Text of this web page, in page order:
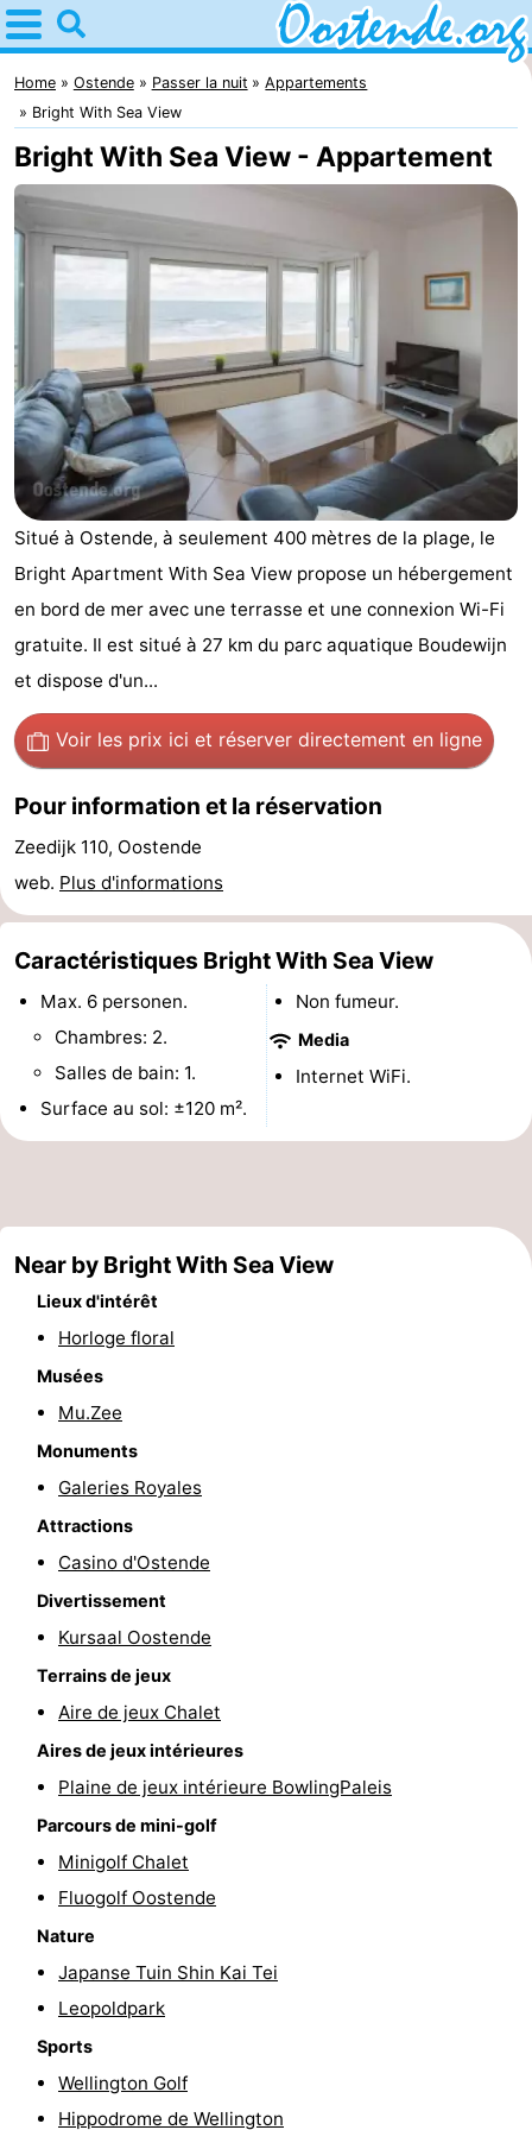
Home
Ostende
Astuces
Avec
les
enfants
Passer
la
nuit
Appartements
Campings
Chambre
d'hôtes
Chaumières
-
Breeduyn
Village
-
Hippodroom
Hôtels
Last
minutes
Plages
Voir
faire
d'intérêt
-
Monuments
Églises
Points
Attractions
Terrains
jeux
-
Aires
jeux
Bowling
Parcours
mini-
Centres
bien-
villes
Nature
Sports
Piscines
Faire
Randonnée
Terrains
golf
Equitation
Boire
manger
Événements
Pratiques
Home Ostende Passer la nuit
Appartements
Bright With Sea View
Bright With Sea View - Appartement
Situé à Ostende, à seulement 400 mètres de la plage, le
Bright Apartment With Sea View propose un hébergement
en bord de mer avec une terrasse et une connexion Wi-Fi
gratuite. Il est situé à 27 km du parc aquatique Boudewijn
et dispose d'un...
Voir les prix ici et réserver directement en ligne
Pour information et la réservation
Zeedijk 110, Oostende
web. Plus d'informations
Caractéristiques Bright With Sea View
Max. 6 personen.
Chambres: 2.
Salles de bain: 1.
Surface au sol: ±120 m².
Non fumeur.
Media
Internet WiFi.
Near by Bright With Sea View
Lieux d'intérêt
Horloge floral
Musées
Mu.Zee
Monuments
Galeries Royales
Attractions
Casino d'Ostende
Divertissement
Kursaal Oostende
Terrains de jeux
Aire de jeux Chalet
Aires de jeux intérieures
Plaine de jeux intérieure BowlingPaleis
Parcours de mini-golf
Minigolf Chalet
Fluogolf Oostende
Nature
Japanse Tuin Shin Kai Tei
Leopoldpark
Sports
Wellington Golf
Hippodrome de Wellington